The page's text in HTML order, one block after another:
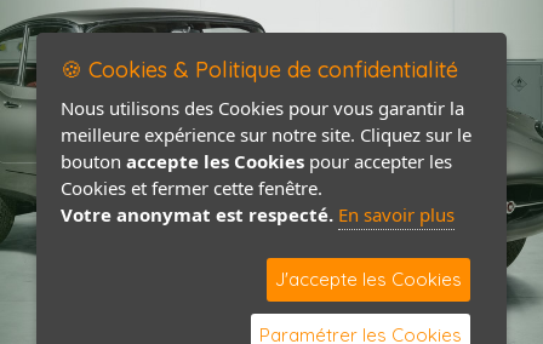
🍪 Cookies & Politique de confidentialité
Nous utilisons des Cookies pour vous garantir la
meilleure expérience sur notre site. Cliquez sur le
bouton accepte les Cookies pour accepter les
Cookies et fermer cette fenêtre.
Votre anonymat est respecté. En savoir plus
J'accepte les Cookies
Paramétrer les Cookies